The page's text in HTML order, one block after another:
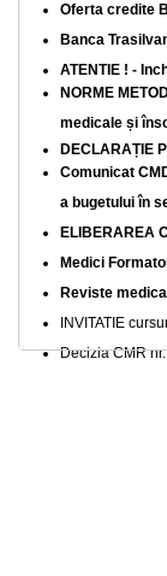
Oferta credite
Banca
ATENTIE ! -
NORME
medicale și
DECLARAȚIE
Comunicat
a bugetului în
ELIBERAREA
Medici
Reviste
INVITATIE
Decizia CMR